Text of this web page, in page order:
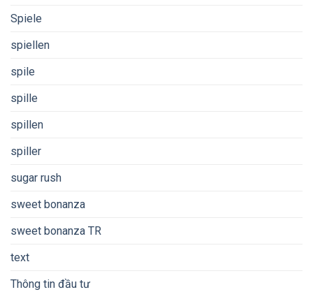
Spiele
spiellen
spile
spille
spillen
spiller
sugar rush
sweet bonanza
sweet bonanza TR
text
Thông tin đầu tư